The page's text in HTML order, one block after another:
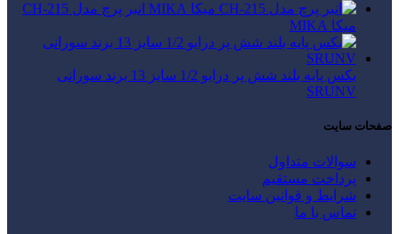
انبر پرچ مدل CH-215
میکا MIKA
بکس پایه بلند شش پر درایو 1/2 سایز 13 برند سورانی
SRUNV
صفحات سایت
سوالات متداول
پرداخت مستقیم
شرایط و قوانین سایت
تماس با ما